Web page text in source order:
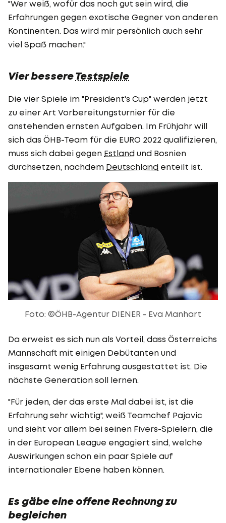
"Wer weiß, wofür das noch gut sein wird, die
Erfahrungen gegen exotische Gegner von anderen
Kontinenten. Das wird mir persönlich auch sehr
viel Spaß machen."
Vier bessereTestspiele
Die vier Spiele im "President's Cup" werden jetzt
zu einer Art Vorbereitungsturnier für die
anstehenden ernsten Aufgaben. Im Frühjahr will
sich das ÖHB-Team für die EURO 2022 qualifizieren,
muss sich dabei gegen Estland und Bosnien
durchsetzen, nachdem Deutschland enteilt ist.
Foto: ©ÖHB-Agentur DIENER - Eva Manhart
Da erweist es sich nun als Vorteil, dass Österreichs
Mannschaft mit einigen Debütanten und
insgesamt wenig Erfahrung ausgestattet ist. Die
nächste Generation soll lernen.
"Für jeden, der das erste Mal dabei ist, ist die
Erfahrung sehr wichtig", weiß Teamchef Pajovic
und sieht vor allem bei seinen Fivers-Spielern, die
in der European League engagiert sind, welche
Auswirkungen schon ein paar Spiele auf
internationaler Ebene haben können.
Es gäbe eine offene Rechnung zu
begleichen